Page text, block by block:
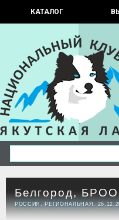
КАТАЛОГ
Белгород,
РОССИЯ, РЕГИОНАЛЬНАЯ,